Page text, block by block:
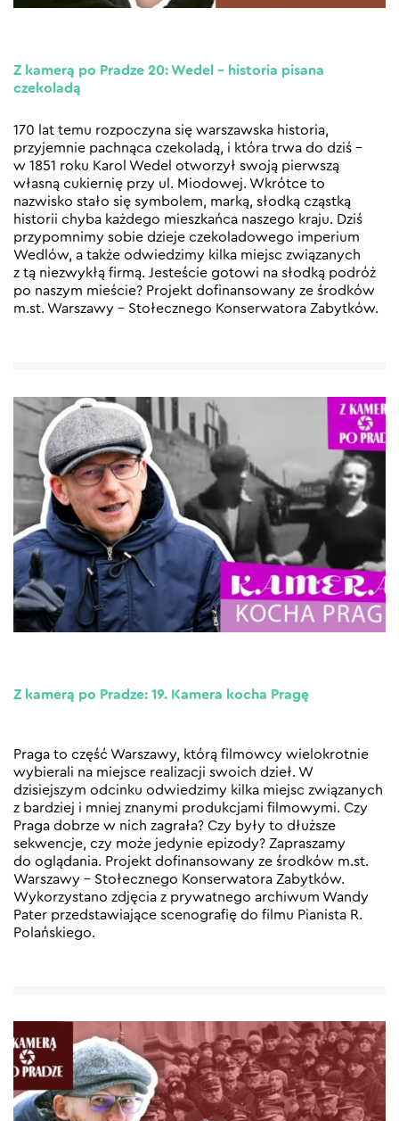
Z kamerą po Pradze 20: Wedel – historia pisana
czekoladą
170 lat temu rozpoczyna się warszawska historia,
przyjemnie pachnąca czekoladą, i która trwa do dziś –
w 1851 roku Karol Wedel otworzył swoją pierwszą
własną cukiernię przy ul. Miodowej. Wkrótce to
nazwisko stało się symbolem, marką, słodką cząstką
historii chyba każdego mieszkańca naszego kraju. Dziś
przypomnimy sobie dzieje czekoladowego imperium
Wedlów, a także odwiedzimy kilka miejsc związanych
z tą niezwykłą firmą. Jesteście gotowi na słodką podróż
po naszym mieście? Projekt dofinansowany ze środków
m.st. Warszawy – Stołecznego Konserwatora Zabytków.
Z kamerą po Pradze: 19. Kamera kocha Pragę
Praga to część Warszawy, którą filmowcy wielokrotnie
wybierali na miejsce realizacji swoich dzieł. W
dzisiejszym odcinku odwiedzimy kilka miejsc związanych
z bardziej i mniej znanymi produkcjami filmowymi. Czy
Praga dobrze w nich zagrała? Czy były to dłuższe
sekwencje, czy może jedynie epizody? Zapraszamy
do oglądania. Projekt dofinansowany ze środków m.st.
Warszawy – Stołecznego Konserwatora Zabytków.
Wykorzystano zdjęcia z prywatnego archiwum Wandy
Pater przedstawiające scenografię do filmu Pianista R.
Polańskiego.